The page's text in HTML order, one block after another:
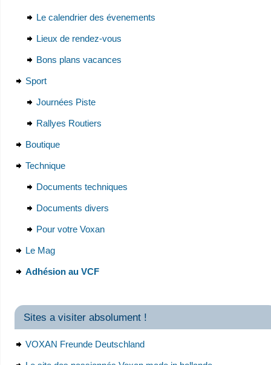
Le calendrier des évenements
Lieux de rendez-vous
Bons plans vacances
Sport
Journées Piste
Rallyes Routiers
Boutique
Technique
Documents techniques
Documents divers
Pour votre Voxan
Le Mag
Adhésion au VCF
Sites a visiter absolument !
VOXAN Freunde Deutschland